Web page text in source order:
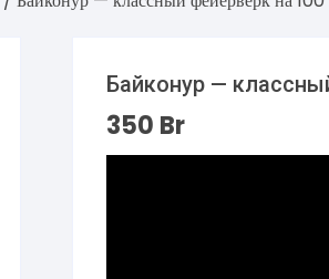
Байконур —
350 Br